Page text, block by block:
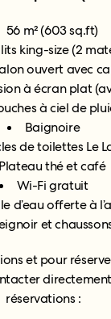
56 m² (603 sq.ft)
king-size (2
ouvert avec
à écran plat
à ciel de
Baignoire
de toilettes Le
Plateau thé et café
Wi-Fi gratuit
d’eau offerte à
et
et pour
réservations :